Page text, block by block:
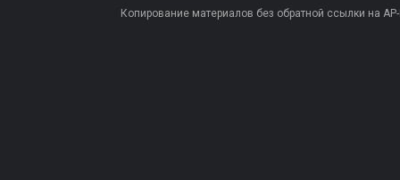
Копирование материалов без обратной ссылки на